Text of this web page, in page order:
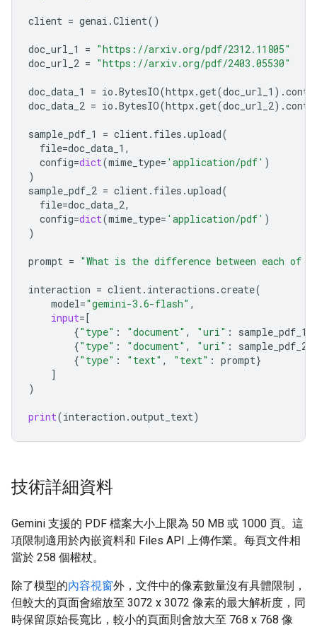
client = genai .Client()
doc_url_1 = "https://arxiv.org/pdf/2312.11805"
doc_url_2 = "https://arxiv.org/pdf/2403.05530"
doc_data_1 = io .BytesIO(httpx.get(doc_url_1 ) .
doc_data_2 = io .BytesIO(httpx.get(doc_url_2) .
sample_pdf_1 = client. files .upload(
file=doc_data_1 ,
config=dict(mime_type= 'application/pdf' )
)
sample_pdf_2 = client. files .upload(
file=doc_data_2,
config=dict(mime_type= 'application/pdf' )
)
prompt = "What is the difference between each of
interaction = client. interactions .create(
model="gemini-3.6-flash" ,
input=[
{"type" : "document" , "uri" : sample_pdf_1
{"type" : "document" , "uri" : sample_pdf_2
{"type" : "text" , "text" : prompt}
]
)
print(interaction .output_text)
技術詳細資料
Gemini 支援的 PDF 檔案大小上限為 50 MB 或 1000 頁。這
項限制適用於內嵌資料和 Files API 上傳作業。每頁文件相
當於 258 個權杖。
除了模型的內容視窗外，文件中的像素數量沒有具體限制，
但較大的頁面會縮放至 3072 x 3072 像素的最大解析度，同
時保留原始長寬比，較小的頁面則會放大至 768 x 768 像